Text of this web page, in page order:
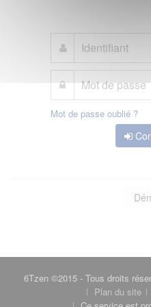
Mot de passe oublié ?
6Tzen ©2015 - Tous droits
Plan du site